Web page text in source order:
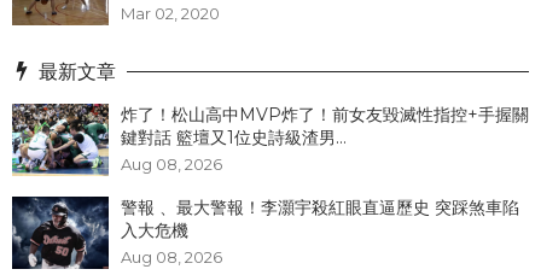
Mar 02, 2020
最新文章
炸了！松山高中MVP炸了！前女友毀滅性指控+手握關
鍵對話 籃壇又1位史詩級渣男...
Aug 08, 2026
警報 、最大警報！李灝宇殺紅眼直逼歷史 突踩煞車陷
入大危機
Aug 08, 2026